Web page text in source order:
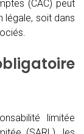
(CAC) peut
légale, soit dans
limitée